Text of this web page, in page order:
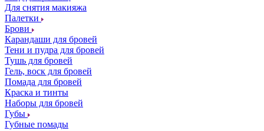
Для снятия макияжа
Палетки
Брови
Карандаши для бровей
Тени и пудра для бровей
Тушь для бровей
Гель, воск для бровей
Помада для бровей
Краска и тинты
Наборы для бровей
Губы
Губные помады